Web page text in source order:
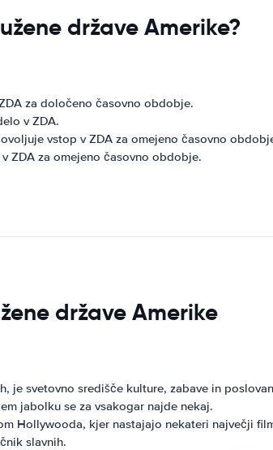
države Amerike?
za določeno časovno obdobje.
v ZDA.
vstop v ZDA za omejeno časovno
ZDA za omejeno časovno obdobje.
države Amerike
je svetovno središče kulture, zabave in
jabolku se za vsakogar najde nekaj.
Hollywooda, kjer nastajajo nekateri največji
slavnih.